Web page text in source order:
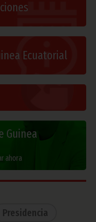
Ecuatorial
Guinea
ahora
Presidencia